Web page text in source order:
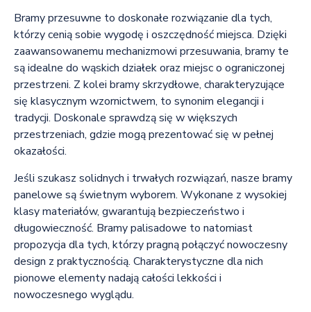
Bramy przesuwne to doskonałe rozwiązanie dla tych,
którzy cenią sobie wygodę i oszczędność miejsca. Dzięki
zaawansowanemu mechanizmowi przesuwania, bramy te
są idealne do wąskich działek oraz miejsc o ograniczonej
przestrzeni. Z kolei bramy skrzydłowe, charakteryzujące
się klasycznym wzornictwem, to synonim elegancji i
tradycji. Doskonale sprawdzą się w większych
przestrzeniach, gdzie mogą prezentować się w pełnej
okazałości.
Jeśli szukasz solidnych i trwałych rozwiązań, nasze bramy
panelowe są świetnym wyborem. Wykonane z wysokiej
klasy materiałów, gwarantują bezpieczeństwo i
długowieczność. Bramy palisadowe to natomiast
propozycja dla tych, którzy pragną połączyć nowoczesny
design z praktycznością. Charakterystyczne dla nich
pionowe elementy nadają całości lekkości i
nowoczesnego wyglądu.